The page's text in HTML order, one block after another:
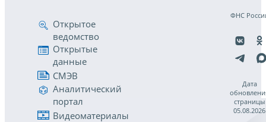
Открытое
ведомство
Открытые
данные
СМЭВ
Аналитический
портал
Видеоматериалы
ФНС
Дата
страницы
05.08.2026